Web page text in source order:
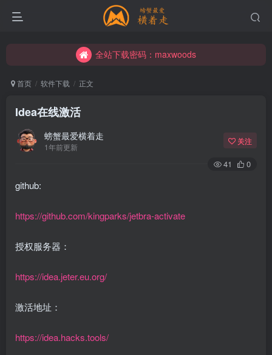
全站下载密码：maxwoods
全站下载密码：maxwoods
首页 软件下载 正文
Idea在线激活
螃蟹最爱横着走
1年前更新
关注
41 0
github:
https://github.com/kingparks/jetbra-activate
授权服务器：
https://idea.jeter.eu.org/
激活地址：
https://idea.hacks.tools/